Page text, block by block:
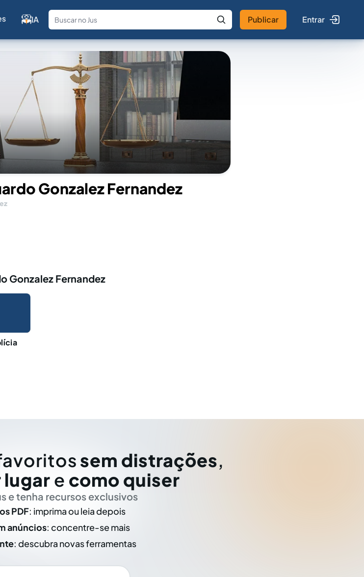
IA
Fale com a IA Buscar no Jus
Publicar Entrar
Gonzalez Fernandez
Gonzalez Fernandez
sem distrações,
e como quiser
e tenha recursos exclusivos
PDF: imprima ou leia depois
anúncios: concentre-se mais
: descubra novas ferramentas